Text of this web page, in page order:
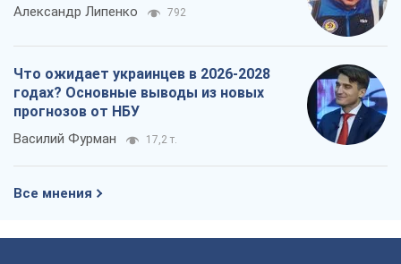
Александр Липенко 792
Что ожидает украинцев в 2026-2028
годах? Основные выводы из новых
прогнозов от НБУ
Василий Фурман 17,2 т.
Все мнения